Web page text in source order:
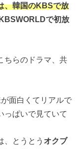
、韓国のKBSで放
で初放
ちらのドラマ、共
面白くてリアルで
っぱいで見ていて
、とうとう オクブ